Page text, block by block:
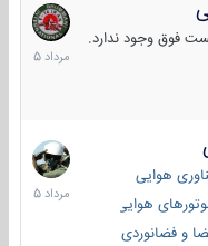
فوق وجود ندارد.
7
مرداد
1405
هوایی
هوایی
و فضانوردی
2
مرداد
1405